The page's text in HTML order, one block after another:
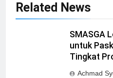
Related News
SMASGA
untuk
Tingkat
Achmad